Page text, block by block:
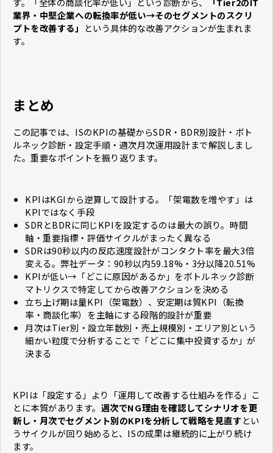
業界・中堅企業への転換率が低い→そのセグメントのスクリ
プトを改善する」
という具体的な改善アクションが生まれま
す。
まとめ
この記事では、ISのKPIの基礎からSDR・BDR別設計・ボト
ルネック診断・設定手順・週次月次運用設計まで解説しまし
た。重要なポイントを振り返ります。
KPIはKGIから逆算して設計する。「架電数を増やす」は
KPIではなく手段
SDRとBDRに同じKPIを設定するのは最大の誤り。時間
軸・重要指標・評価サイクルがまったく異なる
SDRは90秒以内の反応速度設計がコンタクト率を最大3倍
変える。弊社データ：90秒以内59.18%・3分以降20.51%
KPIが低い→「どこに原因があるか」をボトルネック診断
マトリクスで特定してから改善アクションを決める
立ち上げ期は量KPI（架電数）、安定期は質KPI（転換
率・商談化率）を主軸にする段階的設計が重要
月次はTier別・設立年数別・売上規模別・エリア別という
細かい粒度で分析することで「どこに集中投資するか」が
決まる
KPIは「設定する」より「運用して改善する仕組みを作る」こ
とに本質があります。 週次でNG理由を確認してシナリオを更
新し・月次でセグメント別のKPIを分析して戦略を見直すとい
うサイクルが回り始めると、ISの成果は継続的に上がり続け
ます。